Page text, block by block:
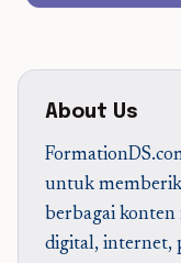
About Us
untuk
berbagai
digital, internet,